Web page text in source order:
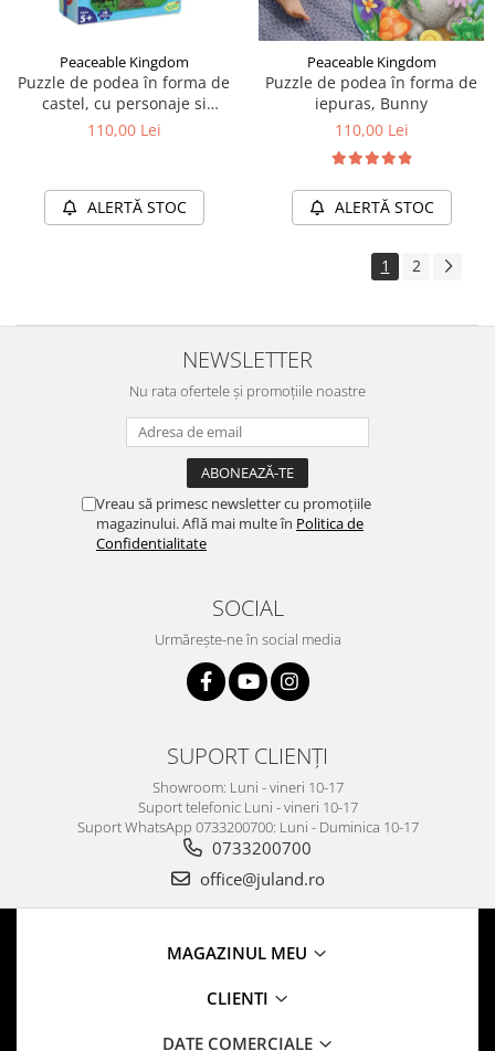
Peaceable Kingdom
Puzzle de podea în forma de
castel, cu personaje si
dragoni, Castle Floor Puzzle
110,00 Lei
ALERTĂ STOC
Peaceable Kingdom
Puzzle de podea în forma de
iepuras, Bunny
110,00 Lei
ALERTĂ STOC
1 2
NEWSLETTER
Nu rata ofertele și promoțiile noastre
Vreau să primesc newsletter cu promoțiile
magazinului. Află mai multe în Politica de
Confidentialitate
SOCIAL
Urmărește-ne în social media
SUPORT CLIENȚI
Showroom: Luni - vineri 10-17
Suport telefonic Luni - vineri 10-17
Suport WhatsApp 0733200700: Luni - Duminica 10-17
0733200700
office@juland.ro
MAGAZINUL MEU
CLIENTI
DATE COMERCIALE